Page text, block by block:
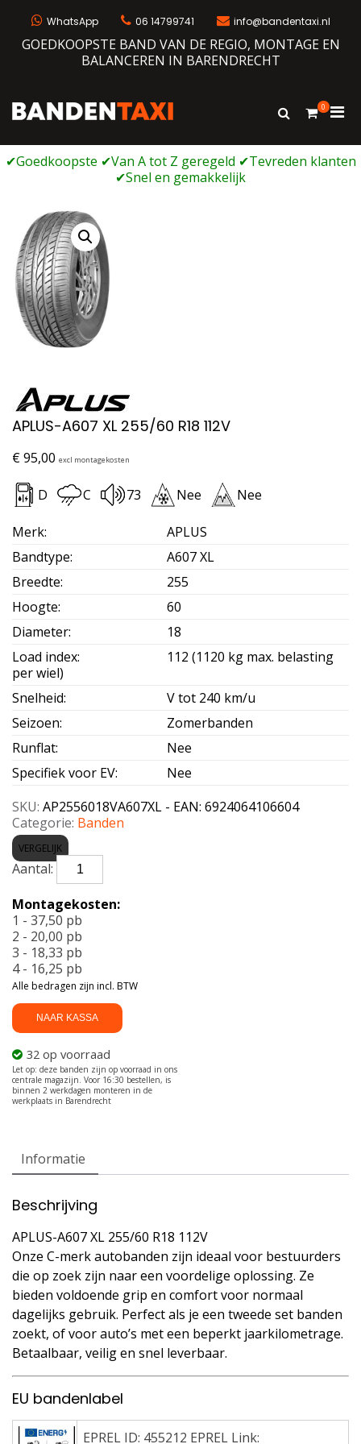
WhatsApp 06 14799741 info@bandentaxi.nl
GOEDKOOPSTE BAND VAN DE REGIO, MONTAGE EN
BALANCEREN IN BARENDRECHT
Bandengarage met eigen webshop
Toon
0
voor
APLUS-A607 XL 255/60 R18 112V
€95,00 excl montagekosten
D C 73 Nee Nee
Merk:
APLUS
Bandtype:
A607 XL
Breedte:
255
Hoogte:
60
Diameter:
18
Load index:
112 (1120 kg max. belasting
per wiel)
Snelheid:
V tot 240 km/u
Seizoen:
Zomerbanden
Runflat:
Nee
Specifiek voor EV:
Nee
SKU: AP2556018VA607XL - EAN: 6924064106604
Categorie: Banden
VERGELIJK
APLUS-
A607
255/60
R18
112V
aantal
NAAR KASSA
32 op voorraad
Montagekosten:
1 - 37,50 pb
2 - 20,00 pb
3 - 18,33 pb
4 - 16,25 pb
Alle bedragen zijn incl. BTW
Informatie
Beschrijving
APLUS-A607 XL 255/60 R18 112V
Onze C-merk autobanden zijn ideaal voor bestuurders
die op zoek zijn naar een voordelige oplossing. Ze
bieden voldoende grip en comfort voor normaal
dagelijks gebruik. Perfect als je een tweede set banden
zoekt, of voor auto’s met een beperkt jaarkilometrage.
Betaalbaar, veilig en snel leverbaar.
EU bandenlabel
EPREL ID: 455212 EPREL Link: